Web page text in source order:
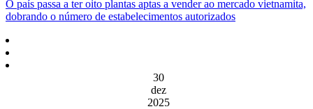
O país passa a ter oito plantas aptas a vender ao mercado vietnamita,
dobrando o número de estabelecimentos autorizados
30
dez
2025